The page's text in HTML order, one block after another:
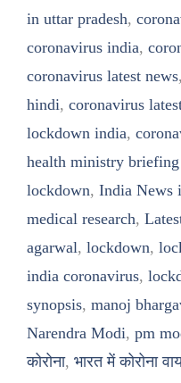
in uttar pradesh,
coronavirus india,
coronavirus latest news,
hindi, coronavirus
lockdown india,
health ministry
lockdown, India News
medical research,
agarwal, lockdown,
india coronavirus,
synopsis, manoj
Narendra Modi, pm
कोरोना, भारत में कोरोना